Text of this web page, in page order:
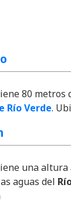
80
Río Verde.
una
aguas del